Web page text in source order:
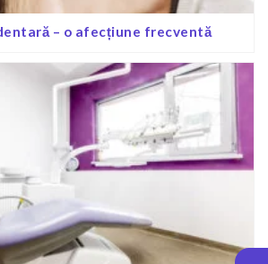
– o afecțiune frecventă